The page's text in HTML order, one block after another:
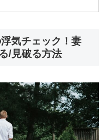
気チェック！妻
/見破る方法